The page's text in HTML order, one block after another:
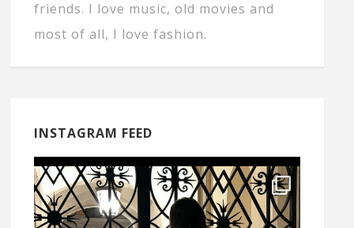
friends. I love music, old movies and
most of all, I love fashion.
INSTAGRAM FEED